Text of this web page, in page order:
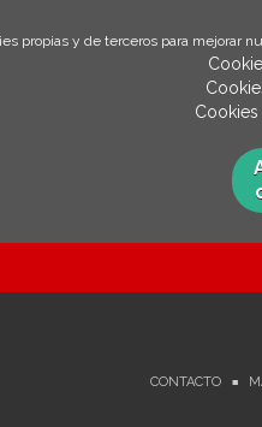
propias y de terceros para mejorar
CONTACTO